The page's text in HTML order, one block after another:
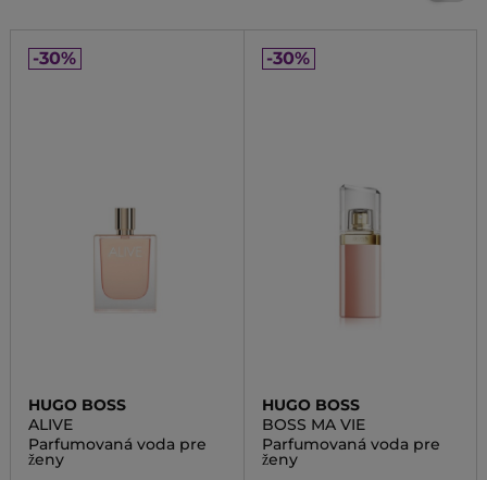
-30%
HUGO BOSS
ALIVE
Parfumovaná voda pre
ženy
-30%
HUGO BOSS
BOSS MA VIE
Parfumovaná voda pre
ženy